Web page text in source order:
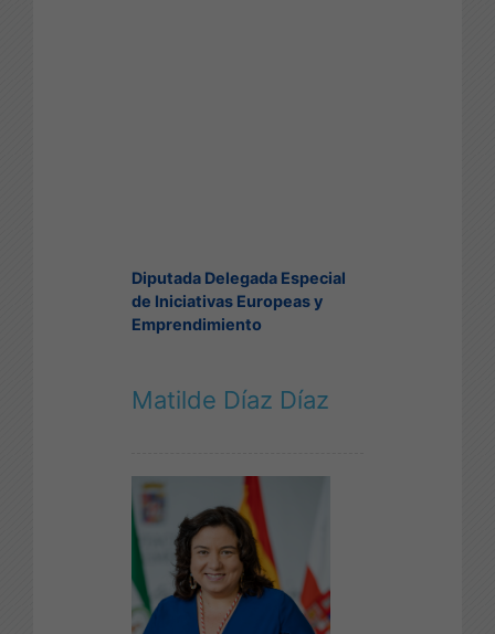
Diputada Delegada Especial
de Iniciativas Europeas y
Emprendimiento
Matilde Díaz Díaz